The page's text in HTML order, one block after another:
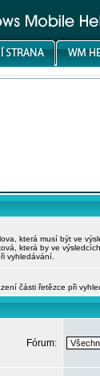
která musí být ve
která by ve
vyhledávání.
části řetězce při
Fórum: